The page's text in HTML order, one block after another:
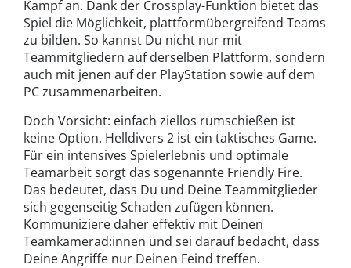
Kampf an. Dank der Crossplay-Funktion bietet das
Spiel die Möglichkeit, plattformübergreifend Teams
zu bilden. So kannst Du nicht nur mit
Teammitgliedern auf derselben Plattform, sondern
auch mit jenen auf der PlayStation sowie auf dem
PC zusammenarbeiten.
Doch Vorsicht: einfach ziellos rumschießen ist
keine Option. Helldivers 2 ist ein taktisches Game.
Für ein intensives Spielerlebnis und optimale
Teamarbeit sorgt das sogenannte Friendly Fire.
Das bedeutet, dass Du und Deine Teammitglieder
sich gegenseitig Schaden zufügen können.
Kommuniziere daher effektiv mit Deinen
Teamkamerad:innen und sei darauf bedacht, dass
Deine Angriffe nur Deinen Feind treffen.